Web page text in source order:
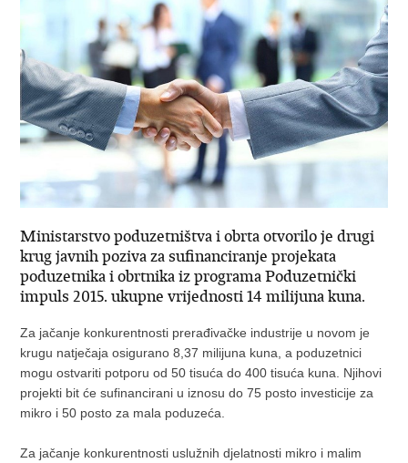
Ministarstvo poduzetništva i obrta otvorilo je drugi
krug javnih poziva za sufinanciranje projekata
poduzetnika i obrtnika iz programa Poduzetnički
impuls 2015. ukupne vrijednosti 14 milijuna kuna.
Za jačanje konkurentnosti prerađivačke industrije u novom je
krugu natječaja osigurano 8,37 milijuna kuna, a poduzetnici
mogu ostvariti potporu od 50 tisuća do 400 tisuća kuna. Njihovi
projekti bit će sufinancirani u iznosu do 75 posto investicije za
mikro i 50 posto za mala poduzeća.
Za jačanje konkurentnosti uslužnih djelatnosti mikro i malim